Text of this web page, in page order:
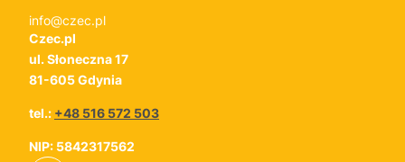
info@czec.pl
Czec.pl
ul. Słoneczna 17
81-605 Gdynia
tel.: +48 516 572 503
NIP: 5842317562